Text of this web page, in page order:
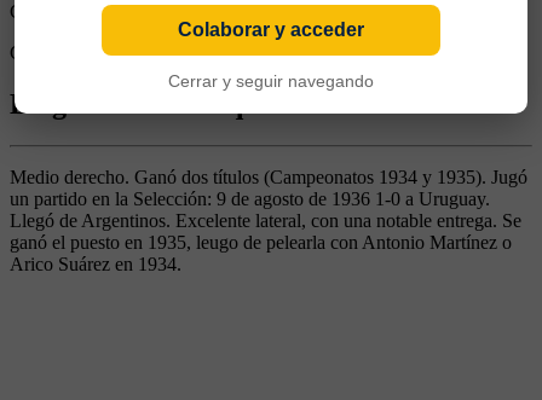
Goles de Boca:261
Goles rivales:119
Biografía de Enrique Pedro Vernieres
Medio derecho. Ganó dos títulos (Campeonatos 1934 y 1935). Jugó
un partido en la Selección: 9 de agosto de 1936 1-0 a Uruguay.
Llegó de Argentinos. Excelente lateral, con una notable entrega. Se
ganó el puesto en 1935, leugo de pelearla con Antonio Martínez o
Arico Suárez en 1934.
Colaborar y acceder
Cerrar y seguir navegando